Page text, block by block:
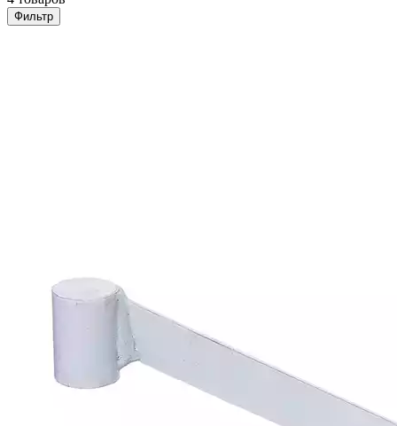
Фильтр